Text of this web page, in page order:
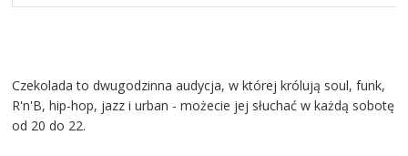
Czekolada to dwugodzinna audycja, w której królują soul, funk,
R'n'B, hip-hop, jazz i urban - możecie jej słuchać w każdą sobotę
od 20 do 22.